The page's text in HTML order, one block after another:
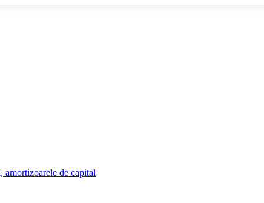
de capital